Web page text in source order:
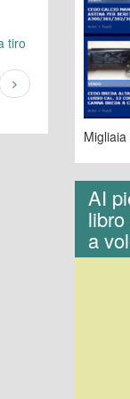
tiro
AI
a